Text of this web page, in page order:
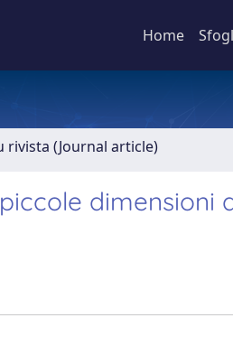
Home
rivista (Journal article)
dimensioni